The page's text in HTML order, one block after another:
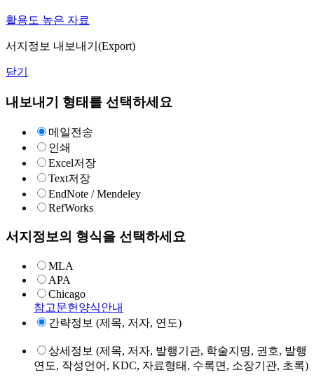
활용도 높은 자료
서지정보 내보내기(Export)
닫기
내보내기 형태를 선택하세요
메일전송
인쇄
Excel저장
Text저장
EndNote / Mendeley
RefWorks
서지정보의 형식을 선택하세요
MLA
APA
Chicago
참고문헌양식안내
간략정보 (제목, 저자, 연도)
상세정보 (제목, 저자, 발행기관, 학술지명, 권호, 발행
연도, 작성언어, KDC, 자료형태, 수록면, 소장기관, 초록)